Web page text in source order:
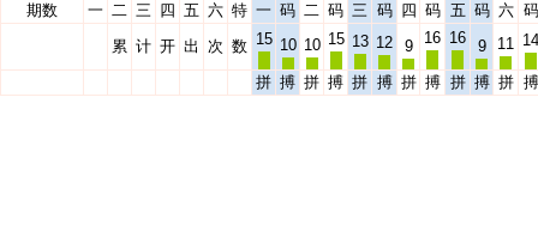
期数 一 二 三 四 五 六 特 一 码 二 码 三 码 四 码 五 码 六 码
累 计 开 出 次 数 15 10 10 15 13 12 9 16 16 9 11 14
拼 搏 拼 搏 拼 搏 拼 搏 拼 搏 拼 搏